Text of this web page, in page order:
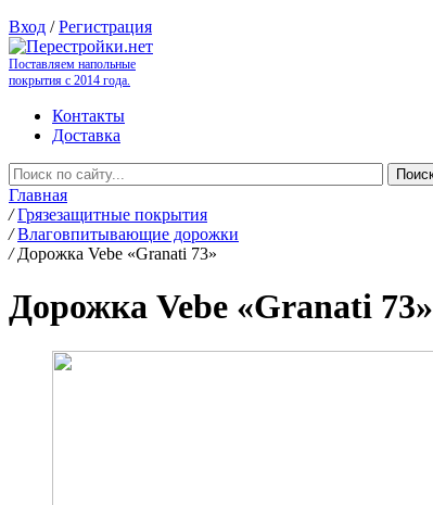
Вход /Регистрация
Поставляем напольные
покрытия с 2014 года.
Контакты
Доставка
Главная
/ Грязезащитные покрытия
/ Влаговпитывающие дорожки
/ Дорожка Vebe «Granati 73»
Дорожка Vebe «Granati 73»